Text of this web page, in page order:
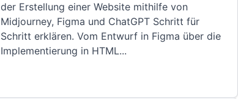
der Erstellung einer Website mithilfe von
Midjourney, Figma und ChatGPT Schritt für
Schritt erklären. Vom Entwurf in Figma über die
Implementierung in HTML...